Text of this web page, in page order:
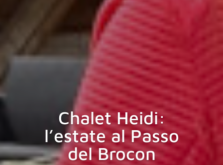
Chalet Heidi:
l’estate al Passo
del Brocon